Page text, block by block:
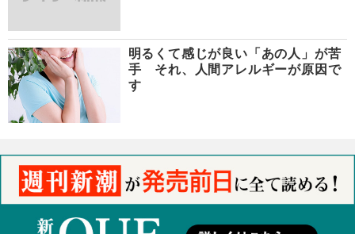
明るくて感じが良い「あの人」が苦
手 それ、人間アレルギーが原因で
す